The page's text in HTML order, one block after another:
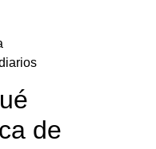
de